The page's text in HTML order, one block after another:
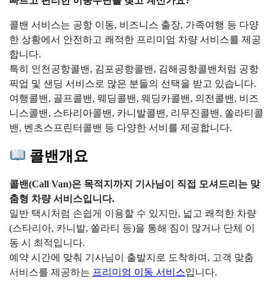
콜밴 서비스는 공항 이동, 비즈니스 출장, 가족여행 등 다양
한 상황에서 안전하고 쾌적한 프리미엄 차량 서비스를 제공
합니다.
특히 인천공항콜밴, 김포공항콜밴, 김해공항콜밴처럼 공항
픽업 및 샌딩 서비스로 많은 분들의 선택을 받고 있습니다.
여행콜밴, 골프콜밴, 웨딩콜밴, 웨딩카콜밴, 의전콜밴, 비즈
니스콜밴, 스타리아콜밴, 카니발콜밴, 리무진콜밴, 쏠라티콜
밴, 벤츠스프린터콜밴 등 다양한 서비를 제공합니다.
콜밴개요
콜밴(Call Van)은 목적지까지 기사님이 직접 모셔드리는 맞
춤형 차량 서비스입니다.
일반 택시처럼 손쉽게 이용할 수 있지만, 넓고 쾌적한 차량
(스타리아, 카니발, 쏠라티 등)을 통해 짐이 많거나 단체 이
동 시 최적입니다.
예약 시간에 맞춰 기사님이 출발지로 도착하며, 고객 맞춤
서비스를 제공하는 프리미엄 이동 서비스입니다.